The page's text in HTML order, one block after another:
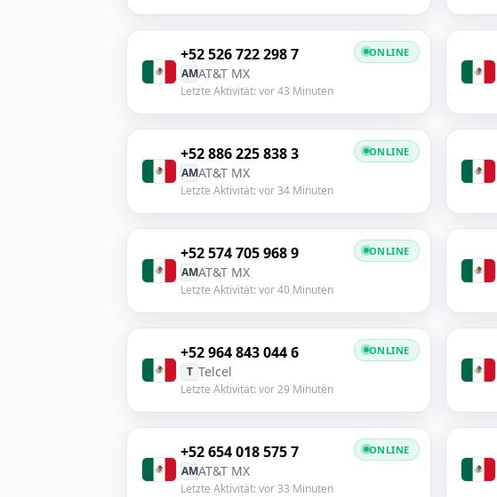
+52 526 722 298 7
AMAT&T MX
Letzte Aktivität: vor 43 Minuten
ONLINE
+52 886 225 838 3
AMAT&T MX
Letzte Aktivität: vor 34 Minuten
ONLINE
+52 574 705 968 9
AMAT&T MX
Letzte Aktivität: vor 40 Minuten
ONLINE
+52 964 843 044 6
T Telcel
Letzte Aktivität: vor 29 Minuten
ONLINE
+52 654 018 575 7
AMAT&T MX
Letzte Aktivität: vor 33 Minuten
ONLINE